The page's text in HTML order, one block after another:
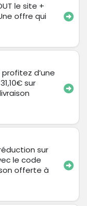
le site +
offre qui
d’une
sur
sur
le code
offerte à